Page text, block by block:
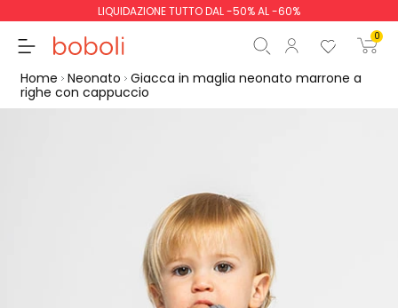
LIQUIDAZIONE TUTTO DAL -50% AL -60%
0
Inizio ordine
Home Neonato Giacca in maglia neonato marrone a
righe con cappuccio